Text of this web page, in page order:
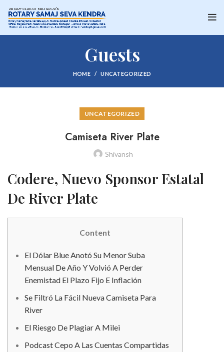
Guests
HOME UNCATEGORIZED
UNCATEGORIZED
Camiseta River Plate
Shivansh
Codere, Nuevo Sponsor Estatal
De River Plate
Content
El Dólar Blue Anotó Su Menor Suba
Mensual De Año Y Volvió A Perder
Enemistad El Plazo Fijo E Inflación
Se Filtró La Fácil Nueva Camiseta Para
River
El Riesgo De Plagiar A Milei
Podcast Cepo A Las Cuentas Compartidas